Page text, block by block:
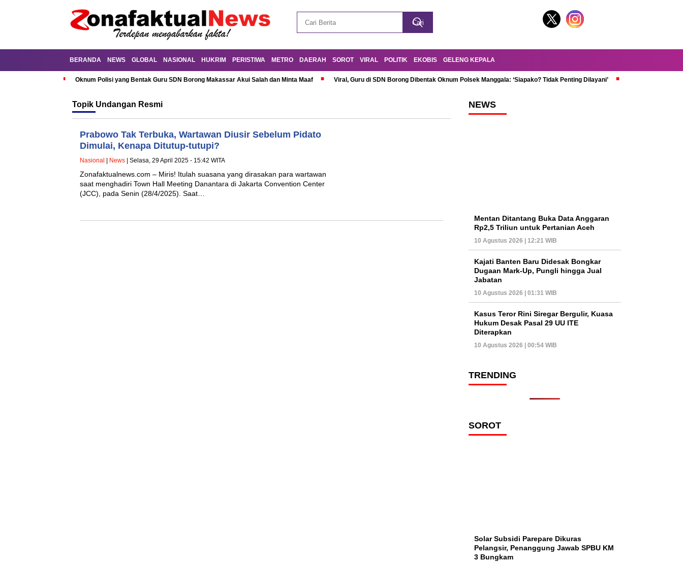
BERANDA NEWS GLOBAL NASIONAL HUKRIM PERISTIWA METRO DAERAH SOROT VIRAL POLITIK EKOBIS GELENG KEPALA
Oknum Polisi yang Bentak Guru SDN Borong Makassar Akui Salah dan Minta Maaf Viral, Guru di SDN Borong Dibentak Oknum Polsek Manggala: ‘Siapako? Tidak Penting Dilayani’
Topik Undangan Resmi
Prabowo Tak Terbuka, Wartawan Diusir Sebelum Pidato
Dimulai, Kenapa Ditutup-tutupi?
Nasional News | Selasa, 29 April 2025 - 15:42 WITA
Zonafaktualnews.com – Miris! Itulah suasana yang dirasakan para wartawan
saat menghadiri Town Hall Meeting Danantara di Jakarta Convention Center
(JCC), pada Senin (28/4/2025). Saat…
NEWS
Mentan Ditantang Buka Data Anggaran
Rp2,5 Triliun untuk Pertanian Aceh
10 Agustus 2026 | 12:21 WIB
Kajati Banten Baru Didesak Bongkar
Dugaan Mark-Up, Pungli hingga Jual
Jabatan
10 Agustus 2026 | 01:31 WIB
Kasus Teror Rini Siregar Bergulir, Kuasa
Hukum Desak Pasal 29 UU ITE
Diterapkan
10 Agustus 2026 | 00:54 WIB
TRENDING
SOROT
Solar Subsidi Parepare Dikuras
Pelangsir, Penanggung Jawab SPBU KM
3 Bungkam